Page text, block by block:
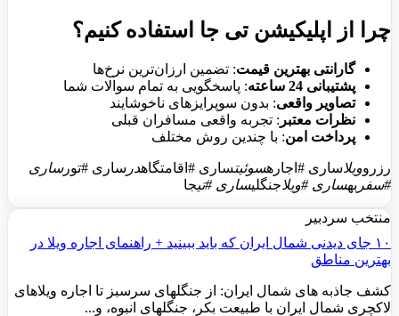
چرا از اپلیکیشن تی جا استفاده کنیم؟
گارانتی بهترین قیمت: تضمین ارزان‌ترین نرخ‌ها
پشتیبانی 24 ساعته
: پاسخگویی به تمام سوالات شما
تصاویر واقعی: بدون سوپرایزهای ناخوشایند
نظرات معتبر : تجربه واقعی مسافران قبلی
پرداخت امن: با چندین روش مختلف
رزروویلاساری #اجارهسوئیتساری #اقامتگاهدر ساری #تورساری
#سفر بهساری #ویلاجنگلیساری #تیجا
منتخب سردبیر
۱۰ جای دیدنی شمال ایران که باید ببینید + راهنمای اجاره ویلا در
بهترین مناطق
کشف جاذبه های شمال ایران: از جنگلهای سرسبز تا اجاره ویلاهای
لاکچری شمال ایران با طبیعت بکر، جنگلهای انبوه، و...